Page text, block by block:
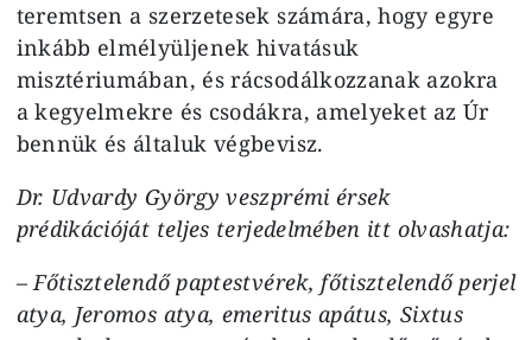
teremtsen a szerzetesek számára, hogy egyre
inkább elmélyüljenek hivatásuk
misztériumában, és rácsodálkozzanak azokra
a kegyelmekre és csodákra, amelyeket az Úr
bennük és általuk végbevisz.
Dr. Udvardy György veszprémi érsek
prédikációját teljes terjedelmében itt olvashatja:
– Főtisztelendő paptestvérek, főtisztelendő perjel
atya, Jeromos atya, emeritus apátus, Sixtus